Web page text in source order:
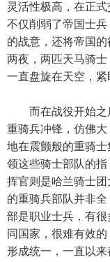
灵活性极高，在正
不仅削弱了帝国士兵
的战意，还将帝国
两夜，两匹天马骑士
一直盘旋在天空，紧
而在战役开始之
重骑兵冲锋，仿佛大
地在震颤般的重骑
领这些骑士部队的指
挥官则是哈兰骑士
的重骑兵部队并非全
部是职业士兵，有
同国家，很难有效的
形成统一，一直以